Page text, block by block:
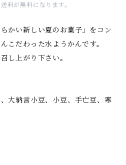
料が無料になります。
かい新しい夏のお菓子」をコン
こだわった水ようかんです。
し上がり下さい。
大納言小豆、小豆、手亡豆、寒